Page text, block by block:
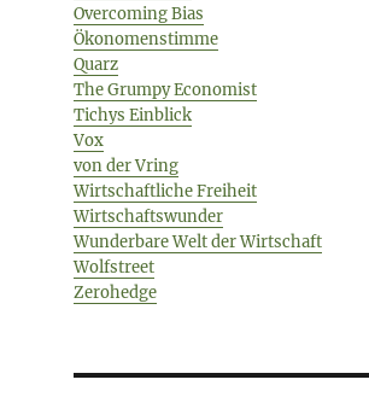
Overcoming Bias
Ökonomenstimme
Quarz
The Grumpy Economist
Tichys Einblick
Vox
von der Vring
Wirtschaftliche Freiheit
Wirtschaftswunder
Wunderbare Welt der Wirtschaft
Wolfstreet
Zerohedge